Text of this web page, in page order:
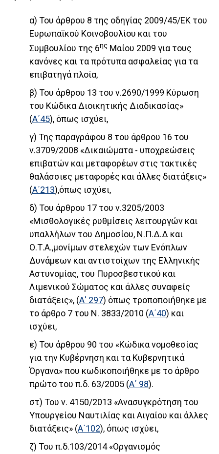
α) Του άρθρου 8 της οδηγίας 2009/45/ΕΚ του
Ευρωπαϊκού Κοινοβουλίου και του
Συμβουλίου της 6ης Μαίου 2009 για τους
κανόνες και τα πρότυπα ασφαλείας για τα
επιβατηγά πλοία,
β) Του άρθρου 13 του ν.2690/1999 Κύρωση
του Κώδικα Διοικητικής Διαδικασίας»
(Α΄45), όπως ισχύει,
γ) Της παραγράφου 8 του άρθρου 16 του
ν.3709/2008 «Δικαιώματα - υποχρεώσεις
επιβατών και μεταφορέων στις τακτικές
θαλάσσιες μεταφορές και άλλες διατάξεις»
(Α΄213),όπως ισχύει,
δ) Του άρθρου 17 του ν.3205/2003
«Μισθολογικές ρυθμίσεις λειτουργών και
υπαλλήλων του Δημοσίου, Ν.Π.Δ.Δ και
Ο.Τ.Α.,μονίμων στελεχών των Ενόπλων
Δυνάμεων και αντιστοίχων της Ελληνικής
Αστυνομίας, του Πυροσβεστικού και
Λιμενικού Σώματος και άλλες συναφείς
διατάξεις», (Α' 297) όπως τροποποιήθηκε με
το άρθρο 7 του Ν. 3833/2010 (Α΄40) και
ισχύει,
ε) Του άρθρου 90 του «Κώδικα νομοθεσίας
για την Κυβέρνηση και τα Κυβερνητικά
Όργανα» που κωδικοποιήθηκε με το άρθρο
πρώτο του π.δ. 63/2005 (Α΄ 98).
στ) Του ν. 4150/2013 «Ανασυγκρότηση του
Υπουργείου Ναυτιλίας και Αιγαίου και άλλες
διατάξεις» (Α΄102), όπως ισχύει,
ζ) Του π.δ.103/2014 «Οργανισμός